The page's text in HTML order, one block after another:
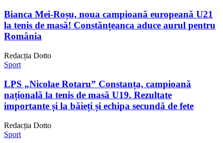
Bianca Mei-Roșu, noua campioană europeană U21
la tenis de masă! Constănțeanca aduce aurul pentru
România
Redacția Dotto
Sport
LPS „Nicolae Rotaru” Constanța, campioană
națională la tenis de masă U19. Rezultate
importante și la băieți și echipa secundă de fete
Redacția Dotto
Sport